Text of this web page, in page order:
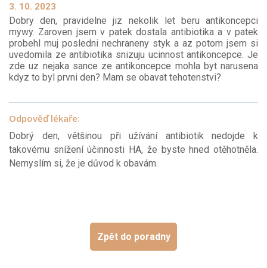
3. 10. 2023
Dobry den, pravidelne jiz nekolik let beru antikoncepci
mywy. Zaroven jsem v patek dostala antibiotika a v patek
probehl muj posledni nechraneny styk a az potom jsem si
uvedomila ze antibiotika snizuju ucinnost antikoncepce. Je
zde uz nejaka sance ze antikoncepce mohla byt narusena
kdyz to byl prvni den? Mam se obavat tehotenstvi?
Odpověď lékaře:
Dobrý den, většinou při užívání antibiotik nedojde k
takovému snížení účinnosti HA, že byste hned otěhotněla.
Nemyslím si, že je důvod k obavám.
Zpět do poradny